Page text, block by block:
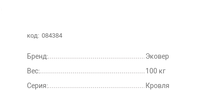
код: 084384
Бренд:
Эковер
Вес:
100 кг
Серия:
Кровля